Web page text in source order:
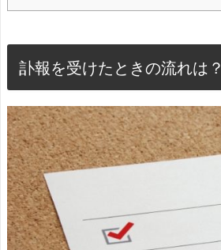
訃報を受けたときの流れは？